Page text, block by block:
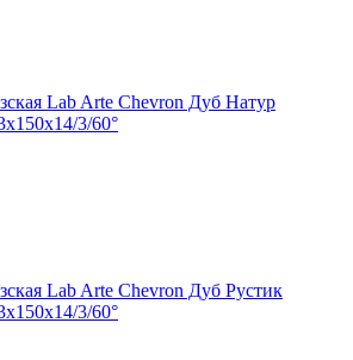
Lab Arte Chevron Дуб Натур
3/60°
Lab Arte Chevron Дуб Рустик
3/60°